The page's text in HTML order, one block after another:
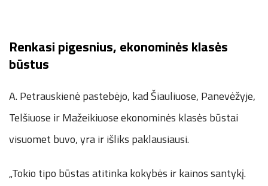
Renkasi pigesnius, ekonominės klasės
būstus
A. Petrauskienė pastebėjo, kad Šiauliuose, Panevėžyje,
Telšiuose ir Mažeikiuose ekonominės klasės būstai
visuomet buvo, yra ir išliks paklausiausi.
„Tokio tipo būstas atitinka kokybės ir kainos santykį.